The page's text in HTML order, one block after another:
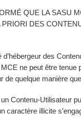
QUE LA SASU
DES
des
ne peut être tenue
de quelque manière
Contenu-Utilisateur
caractère illicite